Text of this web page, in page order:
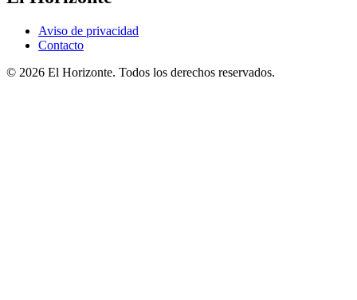
Aviso de privacidad
Contacto
© 2026 El Horizonte. Todos los derechos reservados.